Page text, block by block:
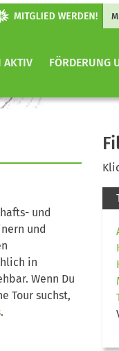
AKTIV FÖRDERUNG
und
und
in
Wenn Du
Tour suchst,
.